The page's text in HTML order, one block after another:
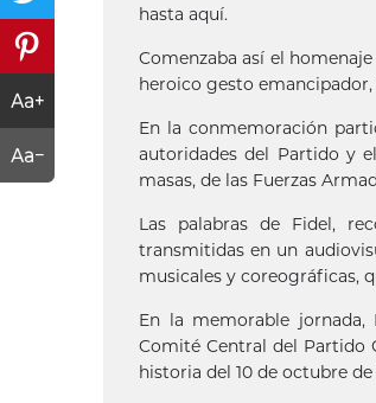
hasta aquí.
Comenzaba así el
heroico gesto
En la conmemoración
autoridades del Partido y
masas, de las Fuerzas
Las palabras de Fidel,
transmitidas en un
musicales y coreográficas,
En la memorable
Comité Central del Partido
historia del 10 de octubre